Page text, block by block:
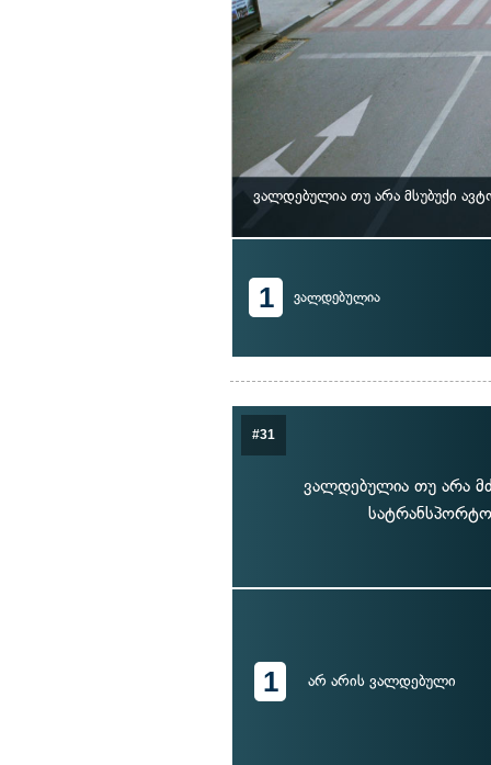
ვალდებულია თუ არა მსუბუქი
1 ვალდებულია
#31
ვალდებულია თუ არა
სატრანსპორტო
1 არ არის ვალდებული